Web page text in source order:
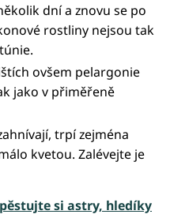
dní a znovu se po
rostliny nejsou tak
ovšem pelargonie
jako v přiměřeně
trpí zejména
kvetou. Zalévejte je
si astry, hledíky